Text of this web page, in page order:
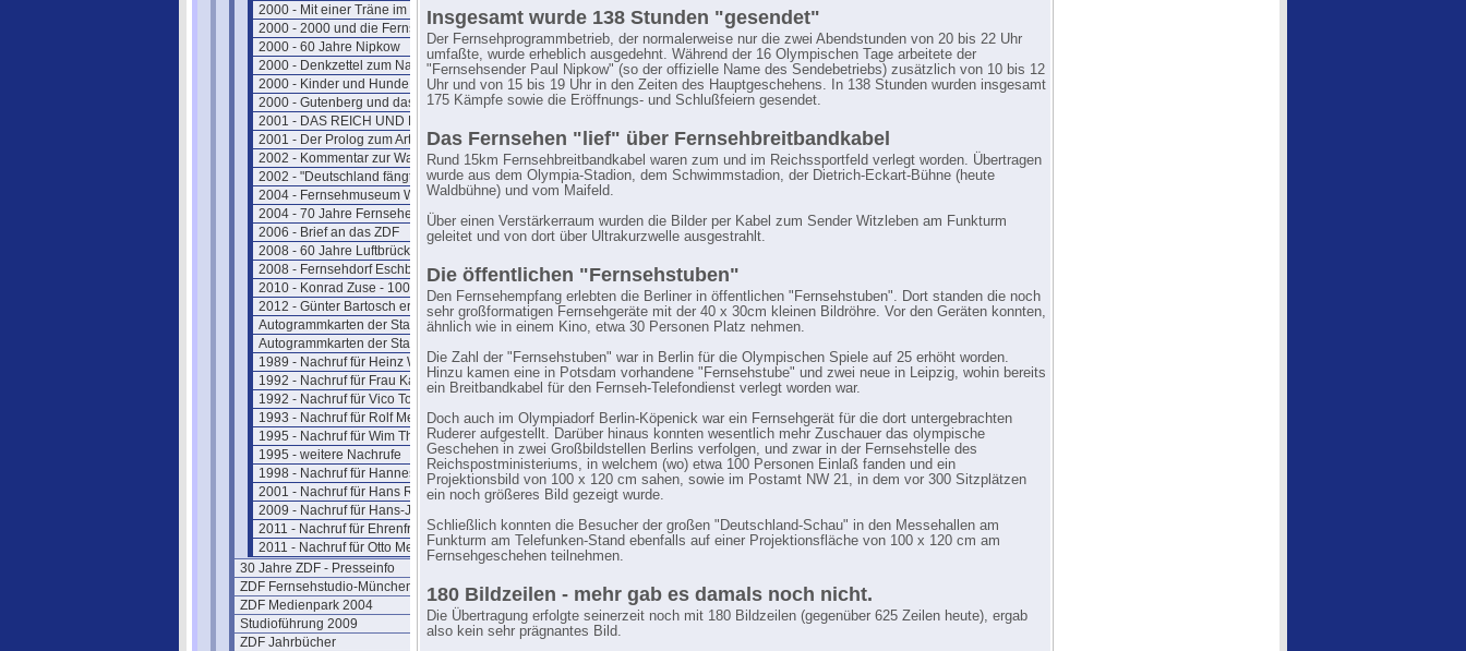
2000 - Mit einer Träne im Knopfloch
2000 - 2000 und die Fernsehgeschichte
2000 - 60 Jahre Nipkow
2000 - Denkzettel zum Nachdenken
2000 - Kinder und Hunde
2000 - Gutenberg und das Fernsehen
2001 - DAS REICH UND DER BUND
2001 - Der Prolog zum Artikel
2002 - Kommentar zur Wahl
2002 - "Deutschland fängt neu an ....."
2004 - Fernsehmuseum Wiesbaden
2004 - 70 Jahre Fernsehen
2006 - Brief an das ZDF
2008 - 60 Jahre Luftbrücke
2008 - Fernsehdorf Eschborn
2010 - Konrad Zuse - 100 Jahre
2012 - Günter Bartosch erinnert sich
Autogrammkarten der Stars
Autogrammkarten der Stars (2)
1989 - Nachruf für Heinz Werner
1992 - Nachruf für Frau Karolus
1992 - Nachruf für Vico Torriani
1993 - Nachruf für Rolf Merz
1995 - Nachruf für Wim Thoelke
1995 - weitere Nachrufe
1998 - Nachruf für Hannes Schmid
2001 - Nachruf für Hans Rosenthal
2009 - Nachruf für Hans-J. Rödel
2011 - Nachruf für Ehrenfried Klauer
2011 - Nachruf für Otto Meissner
30 Jahre ZDF - Presseinfo
ZDF Fernsehstudio-München
ZDF Medienpark 2004
Studioführung 2009
ZDF Jahrbücher
Insgesamt wurde 138 Stunden "gesendet"
Der Fernsehprogrammbetrieb, der normalerweise nur die zwei Abendstunden von 20 bis 22 Uhr
umfaßte, wurde erheblich ausgedehnt. Während der 16 Olympischen Tage arbeitete der
"Fernsehsender Paul Nipkow" (so der offizielle Name des Sendebetriebs) zusätzlich von 10 bis 12
Uhr und von 15 bis 19 Uhr in den Zeiten des Hauptgeschehens. In 138 Stunden wurden insgesamt
175 Kämpfe sowie die Eröffnungs- und Schlußfeiern gesendet.
Das Fernsehen "lief" über Fernsehbreitbandkabel
Rund 15km Fernsehbreitbandkabel waren zum und im Reichssportfeld verlegt worden. Übertragen
wurde aus dem Olympia-Stadion, dem Schwimmstadion, der Dietrich-Eckart-Bühne (heute
Waldbühne) und vom Maifeld.
Über einen Verstärkerraum wurden die Bilder per Kabel zum Sender Witzleben am Funkturm
geleitet und von dort über Ultrakurzwelle ausgestrahlt.
Die öffentlichen "Fernsehstuben"
Den Fernsehempfang erlebten die Berliner in öffentlichen "Fernsehstuben". Dort standen die noch
sehr großformatigen Fernsehgeräte mit der 40 x 30cm kleinen Bildröhre. Vor den Geräten konnten,
ähnlich wie in einem Kino, etwa 30 Personen Platz nehmen.
Die Zahl der "Fernsehstuben" war in Berlin für die Olympischen Spiele auf 25 erhöht worden.
Hinzu kamen eine in Potsdam vorhandene "Fernsehstube" und zwei neue in Leipzig, wohin bereits
ein Breitbandkabel für den Fernseh-Telefondienst verlegt worden war.
Doch auch im Olympiadorf Berlin-Köpenick war ein Fernsehgerät für die dort untergebrachten
Ruderer aufgestellt. Darüber hinaus konnten wesentlich mehr Zuschauer das olympische
Geschehen in zwei Großbildstellen Berlins verfolgen, und zwar in der Fernsehstelle des
Reichspostministeriums, in welchem (wo) etwa 100 Personen Einlaß fanden und ein
Projektionsbild von 100 x 120 cm sahen, sowie im Postamt NW 21, in dem vor 300 Sitzplätzen
ein noch größeres Bild gezeigt wurde.
Schließlich konnten die Besucher der großen "Deutschland-Schau" in den Messehallen am
Funkturm am Telefunken-Stand ebenfalls auf einer Projektionsfläche von 100 x 120 cm am
Fernsehgeschehen teilnehmen.
180 Bildzeilen - mehr gab es damals noch nicht.
Die Übertragung erfolgte seinerzeit noch mit 180 Bildzeilen (gegenüber 625 Zeilen heute), ergab
also kein sehr prägnantes Bild.